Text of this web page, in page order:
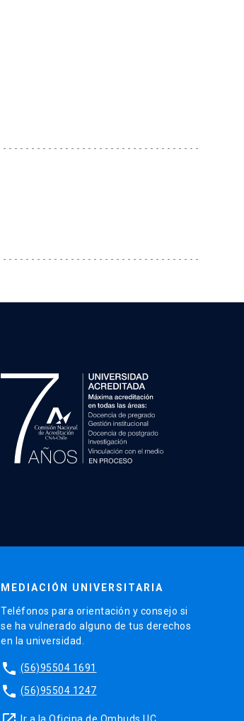
MEDIACIÓN UNIVERSITARIA
Teléfonos para orientación y consejo si
se ha vulnerado alguno de tus derechos
en la universidad.
phone (56)95504 1691
phone (56)95504 1247
Ir a la Oficina de Ombuds UC